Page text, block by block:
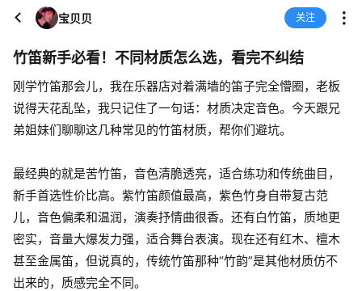
宝贝贝 关注
竹笛新手必看！不同材质怎么选，看完不纠结
刚学竹笛那会儿，我在乐器店对着满墙的笛子完全懵圈，老板
说得天花乱坠，我只记住了一句话：材质决定音色。今天跟兄
弟姐妹们聊聊这几种常见的竹笛材质，帮你们避坑。
最经典的就是苦竹笛，音色清脆透亮，适合练功和传统曲目，
新手首选性价比高。紫竹笛颜值最高，紫色竹身自带复古范
儿，音色偏柔和温润，演奏抒情曲很香。还有白竹笛，质地更
密实，音量大爆发力强，适合舞台表演。现在还有红木、檀木
甚至金属笛，但说真的，传统竹笛那种“竹韵”是其他材质仿不
出来的，质感完全不同。